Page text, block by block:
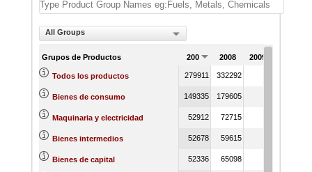
All Groups
Grupos de Productos 2007 2008 2009
Todos los productos 279911 332292
Bienes de consumo 149335 179605
Maquinaria y electricidad 52912 72715
Bienes intermedios 52678 59615
Bienes de capital 52336 65098